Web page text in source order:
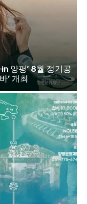
양평’ 8월 정기공
’ 개최